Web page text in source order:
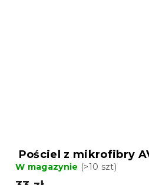
Pościel z mikrofibry
W magazynie (>10 szt)